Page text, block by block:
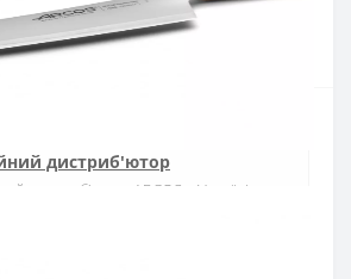
дистриб'ютор
дистриб'ютор ARCOS в Україні